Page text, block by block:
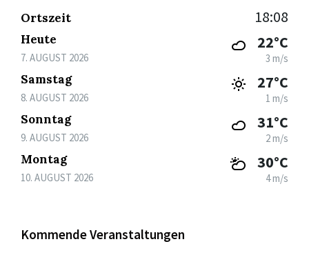
Ortszeit 18:08
Heute
7. AUGUST 2026
22°C
3 m/s
Samstag
8. AUGUST 2026
27°C
1 m/s
Sonntag
9. AUGUST 2026
31°C
2 m/s
Montag
10. AUGUST 2026
30°C
4 m/s
Kommende Veranstaltungen